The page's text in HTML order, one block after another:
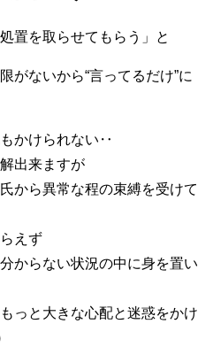
置を取らせてもらう」と
がないから“言ってるだけ”に
かけられない‥
出来ますが
から異常な程の束縛を受けて
えず
からない状況の中に身を置い
っと大きな心配と迷惑をかけ